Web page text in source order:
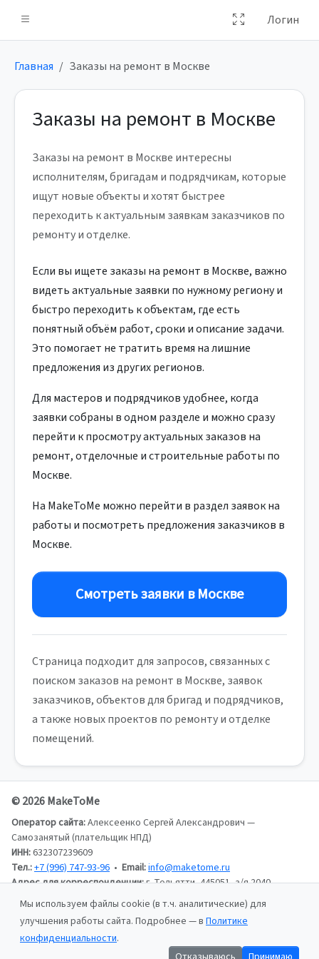
Логин
Главная Заказы на ремонт в Москве
Заказы на ремонт в Москве
Заказы на ремонт в Москве интересны
исполнителям, бригадам и подрядчикам, которые
ищут новые объекты и хотят быстрее
переходить к актуальным заявкам заказчиков по
ремонту и отделке.
Если вы ищете заказы на ремонт в Москве, важно
видеть актуальные заявки по нужному региону и
быстро переходить к объектам, где есть
понятный объём работ, сроки и описание задачи.
Это помогает не тратить время на лишние
предложения из других регионов.
Для мастеров и подрядчиков удобнее, когда
заявки собраны в одном разделе и можно сразу
перейти к просмотру актуальных заказов на
ремонт, отделочные и строительные работы по
Москве.
На MakeToMe можно перейти в раздел заявок на
работы и посмотреть предложения заказчиков в
Москве.
Смотреть заявки в Москве
Страница подходит для запросов, связанных с
поиском заказов на ремонт в Москве, заявок
заказчиков, объектов для бригад и подрядчиков,
а также новых проектов по ремонту и отделке
помещений.
© 2026 MakeToMe
Оператор сайта:Алексеенко Сергей Александрович —
Самозанятый (плательщик НПД)
ИНН:632307239609
Тел.:+7 (996) 747-93-96 • Email:info@maketome.ru
Адрес для корреспонденции:г. Тольятти, 445051, а/я 2040,
Алексеенко Сергей Александрович
Пользовательское соглашение
Политика конфиденциальности
Мы используем файлы cookie (в т.ч. аналитические) для
улучшения работы сайта. Подробнее — в Политике
конфиденциальности.